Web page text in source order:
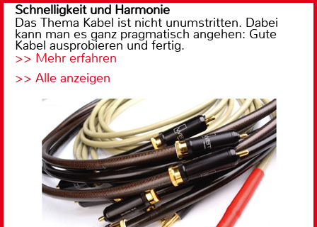
Schnelligkeit und Harmonie
Das Thema Kabel ist nicht unumstritten. Dabei
kann man es ganz pragmatisch angehen: Gute
Kabel ausprobieren und fertig.
>> Mehr erfahren
>> Alle anzeigen